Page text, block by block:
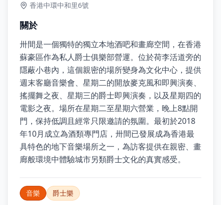
香港中環中和里6號
關於
卅間是一個獨特的獨立本地酒吧和畫廊空間，在香港
蘇豪區作為私人爵士俱樂部營運。位於荷李活道旁的
隱蔽小巷內，這個親密的場所變身為文化中心，提供
週末客廳音樂會、星期二的開放麥克風和即興演奏、
搖擺舞之夜、星期三的爵士即興演奏，以及星期四的
電影之夜。場所在星期二至星期六營業，晚上8點開
門，保持低調且經常只限邀請的氛圍。最初於2018
年10月成立為酒類專門店，卅間已發展成為香港最
具特色的地下音樂場所之一，為訪客提供在親密、畫
廊般環境中體驗城市另類爵士文化的真實感受。
音樂 爵士樂